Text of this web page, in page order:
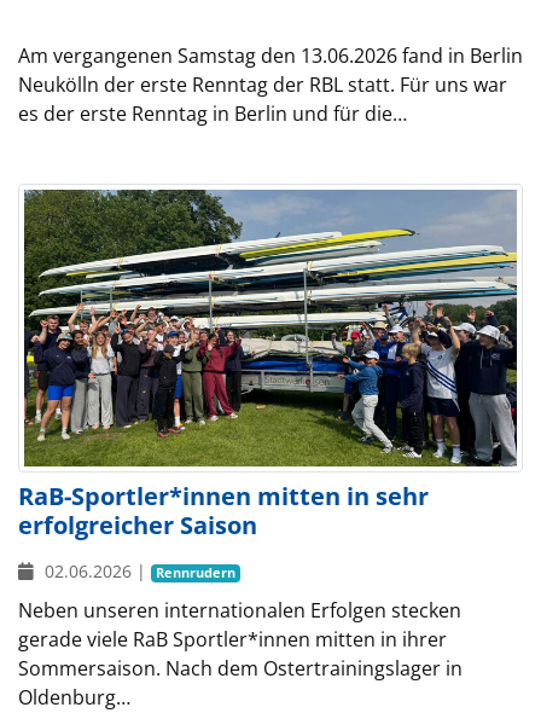
Am vergangenen Samstag den 13.06.2026 fand in Berlin
Neukölln der erste Renntag der RBL statt. Für uns war
es der erste Renntag in Berlin und für die…
RaB-Sportler*innen mitten in sehr
erfolgreicher Saison
02.06.2026 | Rennrudern
Neben unseren internationalen Erfolgen stecken
gerade viele RaB Sportler*innen mitten in ihrer
Sommersaison. Nach dem Ostertrainingslager in
Oldenburg…